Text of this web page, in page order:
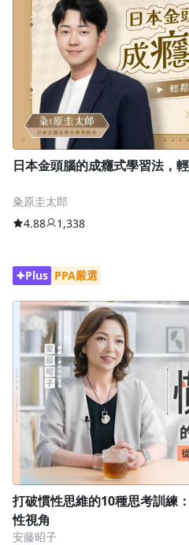
日本金頭腦的成癮式學習法，
粂原圭太郎
4.88
1,338
Plus PPA嚴選
打破慣性思維的10種思考訓練
性視角
安藤昭子